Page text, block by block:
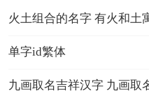
火土组合的名字 有火和土
单字id繁体
九画取名吉祥汉字 九画取